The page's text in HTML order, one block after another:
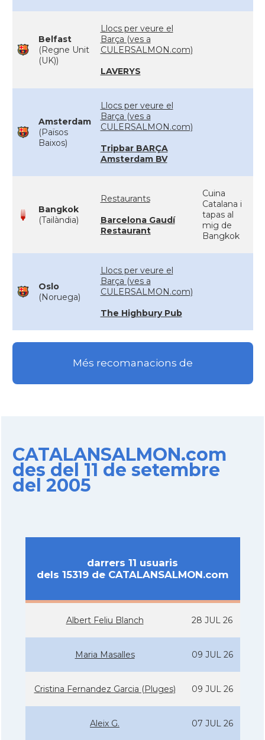
Belfast
(Regne Unit
(UK))
Llocs per veure el
Barça (ves a
CULERSALMON.com)
LAVERYS
Amsterdam
(Països
Baixos)
Llocs per veure el
Barça (ves a
CULERSALMON.com)
Tripbar BARÇA
Amsterdam BV
Bangkok
(Tailàndia)
Restaurants
Barcelona Gaudí
Restaurant
Cuina
Catalana i
tapas al
mig de
Bangkok
Oslo
(Noruega)
Llocs per veure el
Barça (ves a
CULERSALMON.com)
The Highbury Pub
Més recomanacions de
CATALANSALMON.com
des del 11 de setembre
del 2005
darrers 11 usuaris
dels 15319 de CATALANSALMON.com
Albert Feliu Blanch 28 JUL 26
Maria Masalles 09 JUL 26
Cristina Fernandez Garcia (Pluges) 09 JUL 26
Aleix G. 07 JUL 26